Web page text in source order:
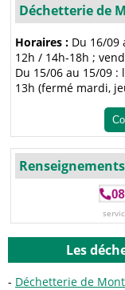
Déchetterie de
Horaires : Du 16/09
12h / 14h-18h ;
Du 15/06 au 15/09
13h (fermé mardi,
Les
Déchetterie de